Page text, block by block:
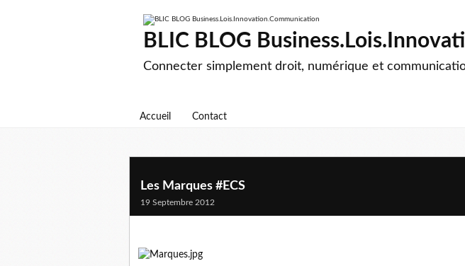
BLIC BLOG
Connecter simplement droit, numérique et
Accueil Contact
Les Marques #ECS
19 Septembre 2012